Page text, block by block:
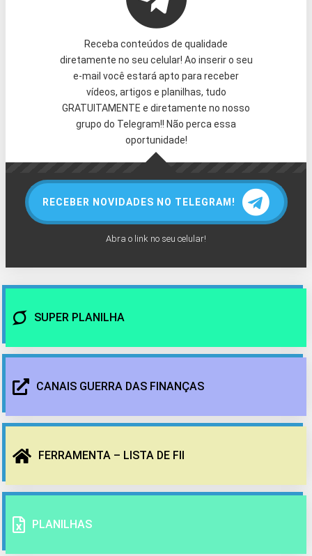
Receba conteúdos de qualidade
diretamente no seu celular! Ao inserir o seu
e-mail você estará apto para receber
vídeos, artigos e planilhas, tudo
GRATUITAMENTE e diretamente no nosso
grupo do Telegram!! Não perca essa
oportunidade!
RECEBER NOVIDADES NO TELEGRAM!
Abra o link no seu celular!
SUPER PLANILHA
CANAIS GUERRA DAS FINANÇAS
FERRAMENTA – LISTA DE FII
PLANILHAS